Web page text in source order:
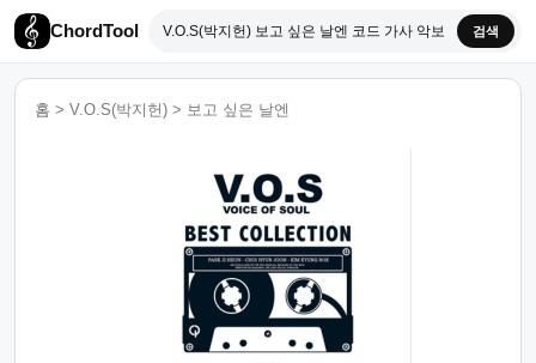
ChordTool 검색
홈 > V.O.S(박지헌) > 보고 싶은 날엔